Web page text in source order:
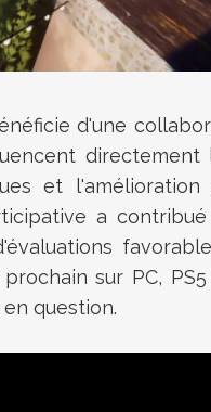
d'une
et
a
sur PC,
question.